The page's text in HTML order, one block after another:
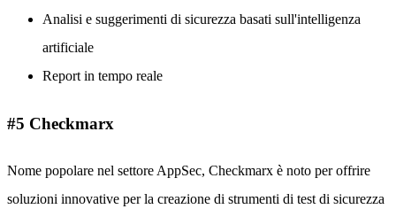
Analisi e suggerimenti di sicurezza basati sull'intelligenza
artificiale
Report in tempo reale
#5 Checkmarx
Nome popolare nel settore AppSec, Checkmarx è noto per offrire
soluzioni innovative per la creazione di strumenti di test di sicurezza